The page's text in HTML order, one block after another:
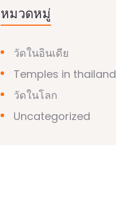
หมวดหมู่
วัดในอินเดีย
Temples in thailand
วัดในโลก
Uncategorized